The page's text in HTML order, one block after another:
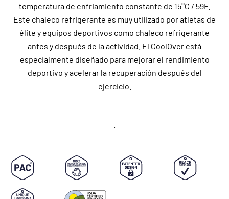
temperatura de enfriamiento constante de 15°C / 59F.
Este chaleco refrigerante es muy utilizado por atletas de
élite y equipos deportivos como chaleco refrigerante
antes y después de la actividad. El CoolOver está
especialmente diseñado para mejorar el rendimiento
deportivo y acelerar la recuperación después del
ejercicio.